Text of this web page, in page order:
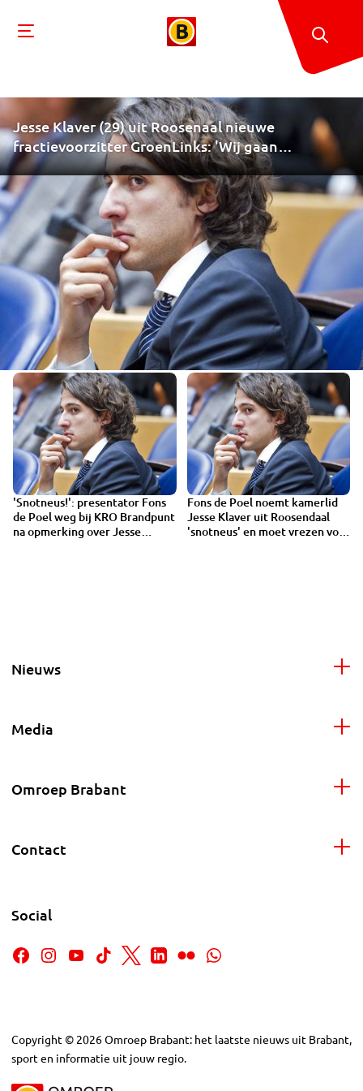
Jesse Klaver (29) uit Roosenaal nieuwe
fractievoorzitter GroenLinks: 'Wij gaan
Nederland veranderen'
'Snotneus!': presentator Fons
de Poel weg bij KRO Brandpunt
na opmerking over Jesse
Fons de Poel noemt kamerlid
Jesse Klaver uit Roosendaal
'snotneus' en moet vrezen voor
Nieuws
Media
Omroep Brabant
Contact
Social
Copyright © 2026Omroep Brabant: het laatste nieuws uit Brabant,
sport en informatie uit jouw regio.